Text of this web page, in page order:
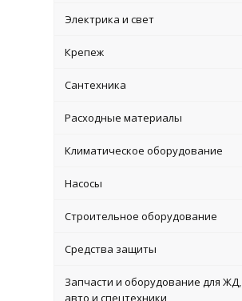
Электрика и свет
Крепеж
Сантехника
Расходные материалы
Климатическое оборудование
Насосы
Строительное оборудование
Средства защиты
Запчасти и оборудование для ЖД,
авто и спецтехники